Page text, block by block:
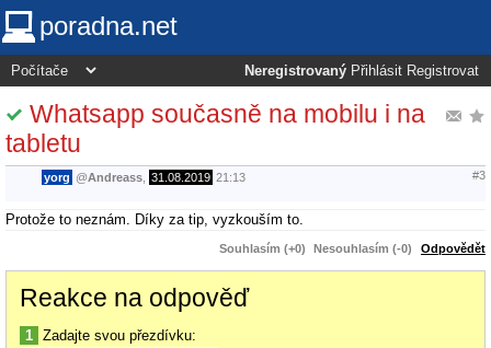
poradna.net
Neregistrovaný Přihlásit Registrovat
Whatsapp současně na mobilu i na
tabletu
yorg @Andreass 31.08.2019 21:13 #3
Protože to neznám. Díky za tip, vyzkouším to.
Souhlasím (+0) Nesouhlasím (-0) Odpovědět
Reakce na odpověď
1 Zadajte svou přezdívku: